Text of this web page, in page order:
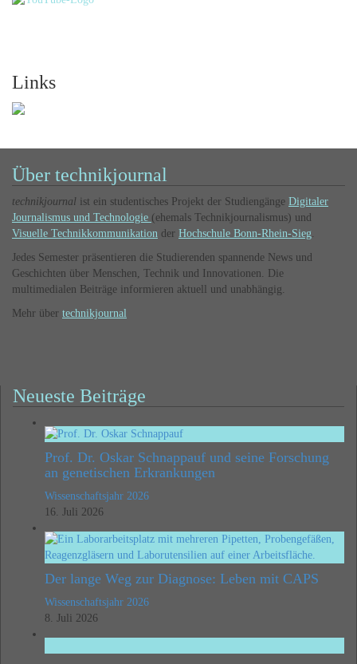
Links
Über technikjournal
technikjournal ist ein studentisches Projekt der Studiengänge Digitaler
Journalismus und Technologie (ehemals Technikjournalismus) und
Visuelle Technikkommunikation der Hochschule Bonn-Rhein-Sieg
Jedes Semester präsentieren die Studierenden spannende News und
Geschichten über Menschen, Technik und Innovationen. Die
multimedialen Beiträge informieren aktuell und unabhängig.
Mehr über technikjournal
Neueste Beiträge
Prof. Dr. Oskar Schnappauf und seine Forschung
an genetischen Erkrankungen
Wissenschaftsjahr 2026
16. Juli 2026
Der lange Weg zur Diagnose: Leben mit CAPS
Wissenschaftsjahr 2026
8. Juli 2026